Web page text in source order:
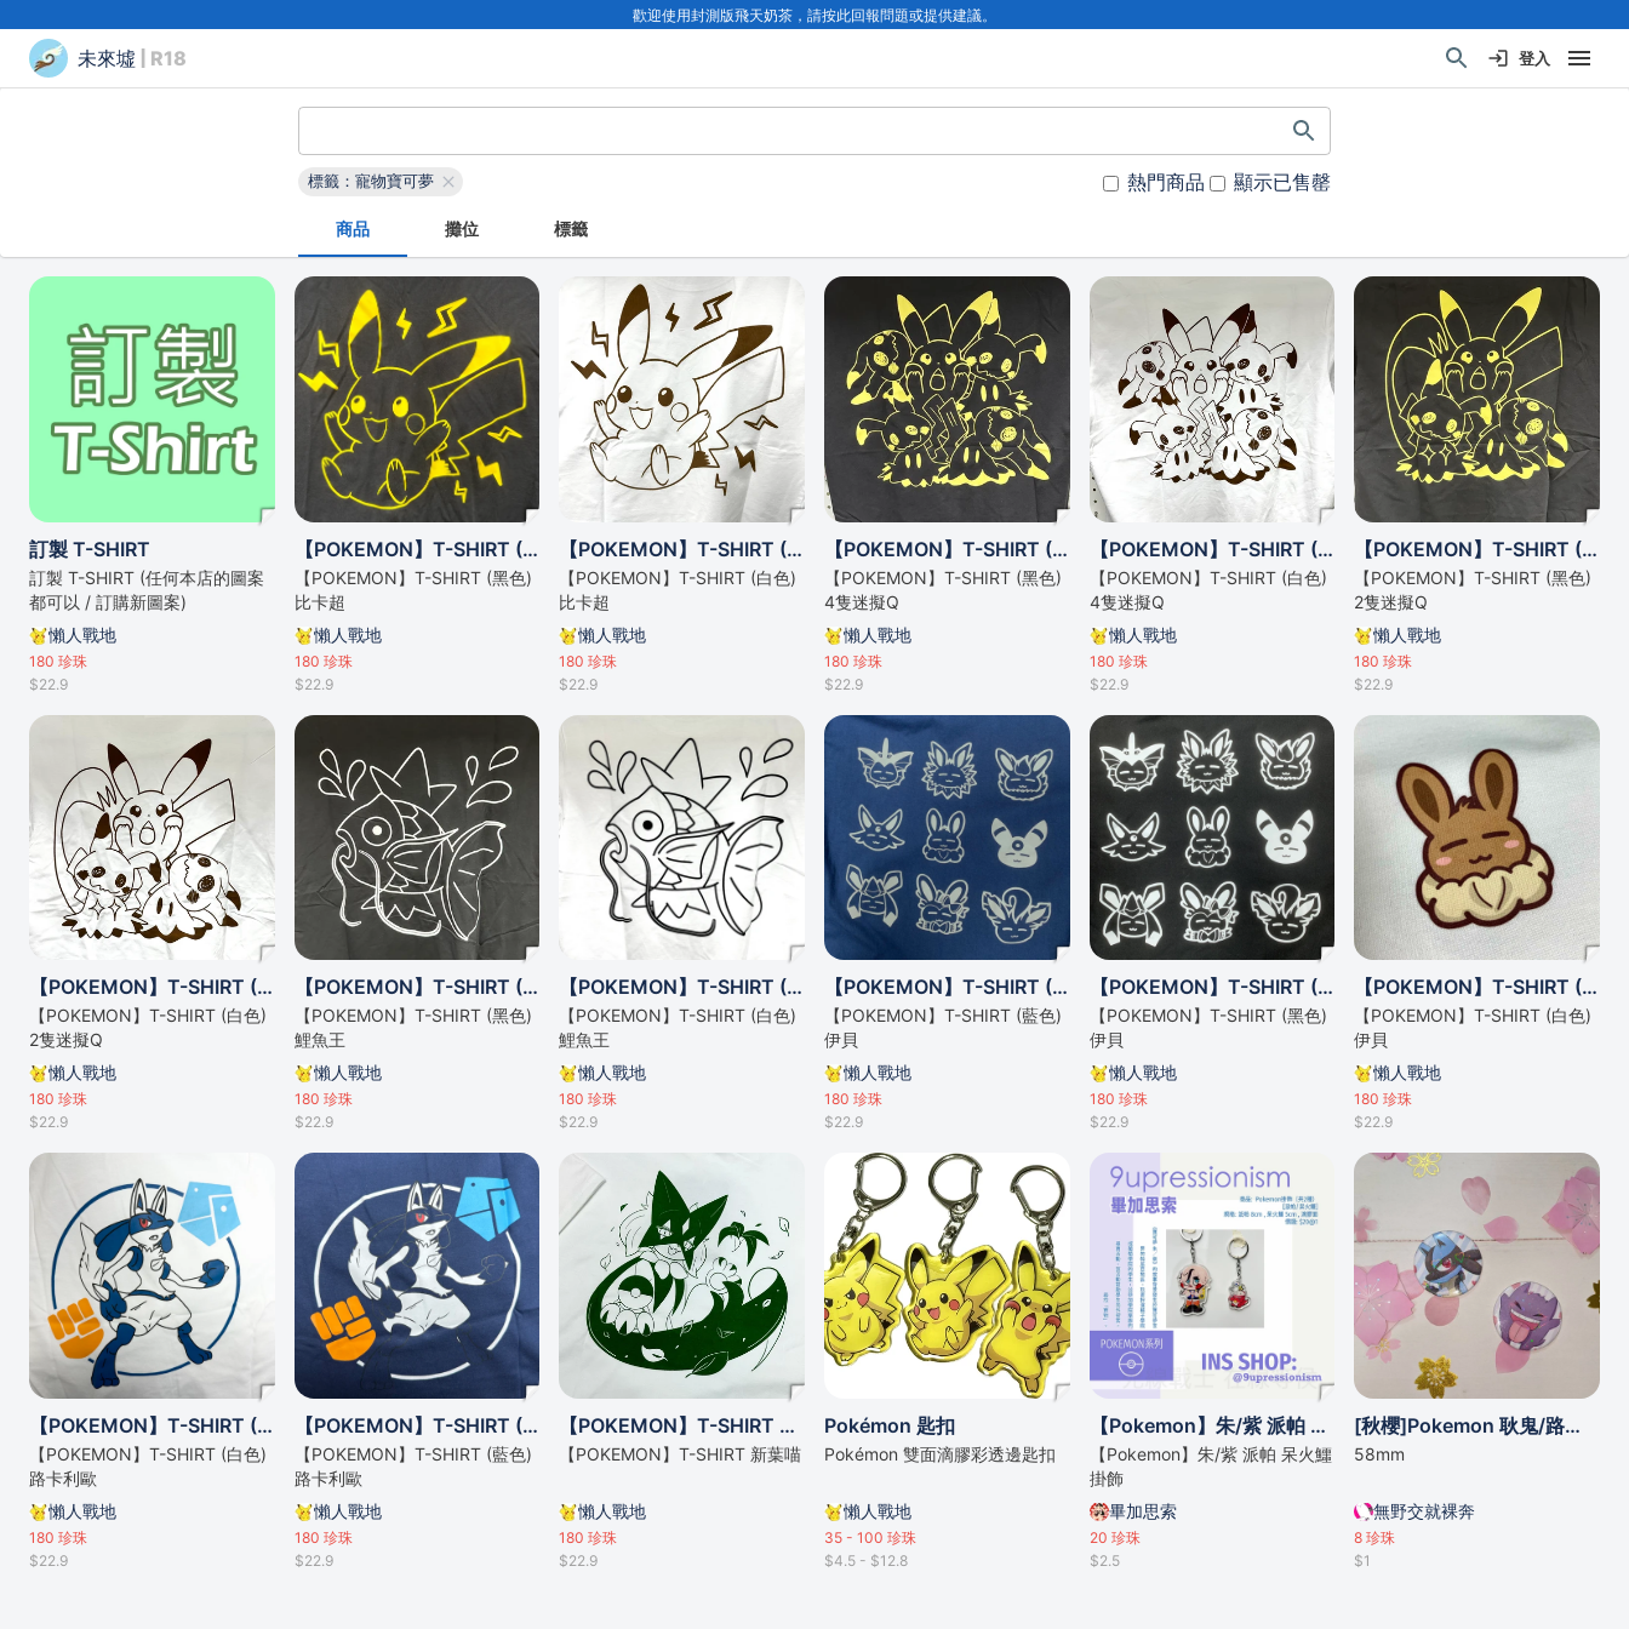
歡迎使用封測版飛天奶茶，請按此回報問題或提供建議。
未來墟 | R18 登入
標籤：寵物寶可夢 熱門商品 顯示已售罄
商品 攤位 標籤
訂製 T-SHIRT
訂製 T-SHIRT (任何本店的圖案
都可以 / 訂購新圖案)
懶人戰地
180 珍珠
$22.9
【POKEMON】T-SHIRT (黑色) 比卡超
【POKEMON】T-SHIRT (黑色)
比卡超
懶人戰地
180 珍珠
$22.9
【POKEMON】T-SHIRT (白色) 比卡超
【POKEMON】T-SHIRT (白色)
比卡超
懶人戰地
180 珍珠
$22.9
【POKEMON】T-SHIRT (黑色) 4隻迷擬Q
【POKEMON】T-SHIRT (黑色)
4隻迷擬Q
懶人戰地
180 珍珠
$22.9
【POKEMON】T-SHIRT (白色) 4隻迷擬Q
【POKEMON】T-SHIRT (白色)
4隻迷擬Q
懶人戰地
180 珍珠
$22.9
【POKEMON】T-SHIRT (黑色) 2隻迷擬Q
【POKEMON】T-SHIRT (黑色)
2隻迷擬Q
懶人戰地
180 珍珠
$22.9
【POKEMON】T-SHIRT (白色) 2隻迷擬Q
【POKEMON】T-SHIRT (白色)
2隻迷擬Q
懶人戰地
180 珍珠
$22.9
【POKEMON】T-SHIRT (黑色) 鯉魚王
【POKEMON】T-SHIRT (黑色)
鯉魚王
懶人戰地
180 珍珠
$22.9
【POKEMON】T-SHIRT (白色) 鯉魚王
【POKEMON】T-SHIRT (白色)
鯉魚王
懶人戰地
180 珍珠
$22.9
【POKEMON】T-SHIRT (藍色) 伊貝
【POKEMON】T-SHIRT (藍色)
伊貝
懶人戰地
180 珍珠
$22.9
【POKEMON】T-SHIRT (黑色) 伊貝
【POKEMON】T-SHIRT (黑色)
伊貝
懶人戰地
180 珍珠
$22.9
【POKEMON】T-SHIRT (白色) 伊貝
【POKEMON】T-SHIRT (白色)
伊貝
懶人戰地
180 珍珠
$22.9
【POKEMON】T-SHIRT (白色) 路卡利歐
【POKEMON】T-SHIRT (白色)
路卡利歐
懶人戰地
180 珍珠
$22.9
【POKEMON】T-SHIRT (藍色) 路卡利歐
【POKEMON】T-SHIRT (藍色)
路卡利歐
懶人戰地
180 珍珠
$22.9
【POKEMON】T-SHIRT 新葉喵
【POKEMON】T-SHIRT 新葉喵
懶人戰地
180 珍珠
$22.9
Pokémon 匙扣
Pokémon 雙面滴膠彩透邊匙扣
懶人戰地
35 - 100 珍珠
$4.5 - $12.8
【Pokemon】朱/紫 派帕 呆火鱷 掛飾
【Pokemon】朱/紫 派帕 呆火鱷
掛飾
畢加思索
20 珍珠
$2.5
[秋櫻]Pokemon 耿鬼/路卡里歐襟章
58mm
無野交就裸奔
8 珍珠
$1